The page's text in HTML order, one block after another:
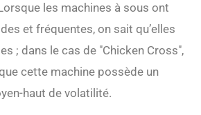
les machines à sous ont
et fréquentes, on sait qu’elles
; dans le cas de "Chicken Cross",
cette machine possède un
haut de volatilité.